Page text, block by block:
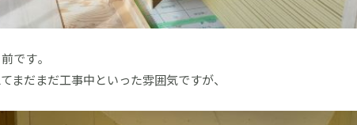
です。
まだまだ工事中といった雰囲気ですが、